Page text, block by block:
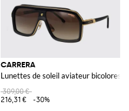
CARRERA
Lunettes de soleil aviateur bicolores
309,00 €
216,31 €
-30%